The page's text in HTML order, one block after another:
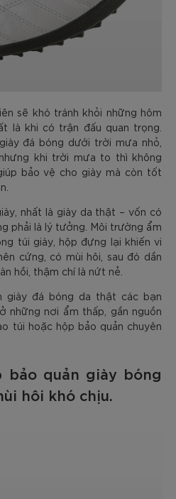
sẽ khó tránh khỏi những hôm
là khi có trận đấu quan trọng.
đá bóng dưới trời mưa nhỏ,
khi trời mưa to thì không
bảo vệ cho giày mà còn tốt
nhất là giày da thật – vốn có
phải là lý tưởng. Môi trường ẩm
túi giày, hộp đựng lại khiến vi
cứng, có mùi hôi, sau đó dần
hồi, thậm chí là nứt nẻ.
giày đá bóng da thật các bạn
những nơi ẩm thấp, gần nguồn
túi hoặc hộp bảo quản chuyên
bảo quản giày bóng
hôi khó chịu.